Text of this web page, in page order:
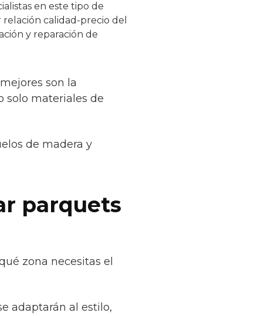
en este tipo de
calidad-precio del
y reparación de
son la
solo materiales de
de madera y
parquets
zona necesitas el
adaptarán al estilo,